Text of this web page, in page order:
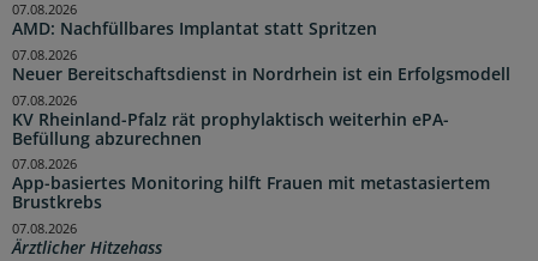
AMD: Nachfüllbares Implantat statt Spritzen
07.08.2026
Neuer Bereitschaftsdienst in Nordrhein ist ein Erfolgsmodell
07.08.2026
KV Rheinland-Pfalz rät prophylaktisch weiterhin ePA-
Befüllung abzurechnen
07.08.2026
App-basiertes Monitoring hilft Frauen mit metastasiertem
Brustkrebs
07.08.2026
Ärztlicher Hitzehass
07.08.2026